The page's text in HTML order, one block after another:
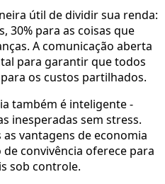
útil de dividir sua renda:
30% para as coisas que
A comunicação aberta
para garantir que todos
os custos partilhados.
também é inteligente -
inesperadas sem stress.
vantagens de economia
convivência oferece para
sob controle.